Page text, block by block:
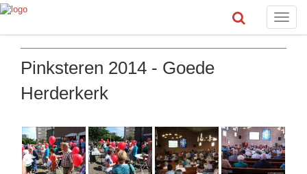
Toggle
Pinksteren 2014 - Goede
Herderkerk